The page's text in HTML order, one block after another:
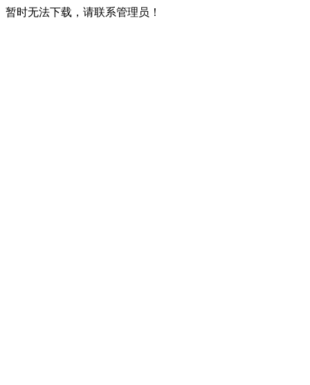
暂时无法下载，请联系管理员！